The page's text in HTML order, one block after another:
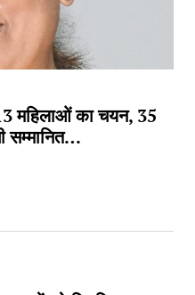
महिलाओं का चयन, 35
सम्मानित…